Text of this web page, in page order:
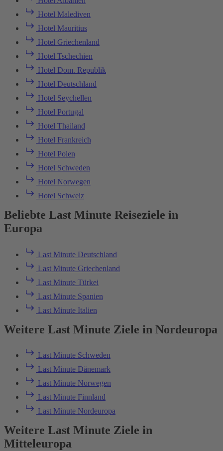
Hotel Malediven
Hotel Mauritius
Hotel Griechenland
Hotel Tschechien
Hotel Dom. Republik
Hotel Deutschland
Hotel Seychellen
Hotel Portugal
Hotel Thailand
Hotel Frankreich
Hotel Polen
Hotel Schweden
Hotel Norwegen
Hotel Schweiz
Beliebte Last Minute Reiseziele in
Europa
Last Minute Deutschland
Last Minute Griechenland
Last Minute Türkei
Last Minute Spanien
Last Minute Italien
Weitere Last Minute Ziele in Nordeuropa
Last Minute Schweden
Last Minute Dänemark
Last Minute Norwegen
Last Minute Finnland
Last Minute Nordeuropa
Weitere Last Minute Ziele in
Mitteleuropa